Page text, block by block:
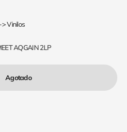
-> Vinilos
AQGAIN 2LP
Agotado